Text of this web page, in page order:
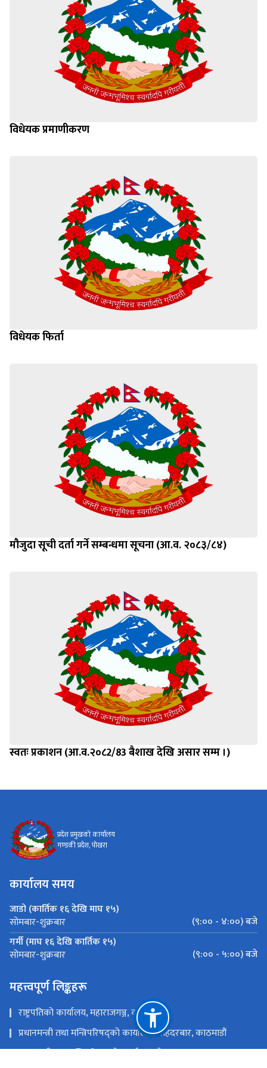
विधेयक प्रमाणीकरण
विधेयक फिर्ता
मौजुदा सूची दर्ता गर्ने सम्बन्धमा सूचना (आ.व. २०८३/८४)
स्वतः प्रकाशन (आ.व.२०८2/83 बैशाख देखि असार सम्म ।)
प्रदेश प्रमुखको कार्यालय
गण्डकी प्रदेश, पोखरा
कार्यालय समय
जाडो (कार्तिक १६ देखि माघ १५)
सोमबार-शुक्रबार
(९:०० - ४:००) बजे
गर्मी (माघ १६ देखि कार्तिक १५)
सोमबार-शुक्रबार (९:०० - ५:००) बजे
महत्त्वपूर्ण लिङ्कहरू
राष्ट्रपतिको कार्यालय, महाराजगञ्ज, काठमाडौं
प्रधानमन्त्री तथा मन्त्रिपरिषद्को कार्यालय, सिंहदरबार, काठमाडौं
मुख्यमन्त्री तथा मन्त्रिपरिषद्को कार्यालय, पोखरा